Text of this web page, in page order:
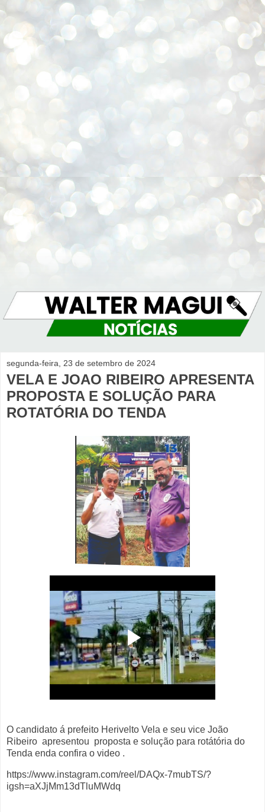
segunda-feira, 23 de setembro de 2024
VELA E JOAO RIBEIRO APRESENTA
PROPOSTA E SOLUÇÃO PARA
ROTATÓRIA DO TENDA
O candidato á prefeito Herivelto Vela e seu vice João
Ribeiro apresentou proposta e solução para rotátória do
Tenda enda confira o video .
https://www.instagram.com/reel/DAQx-7mubTS/?
igsh=aXJjMm13dTluMWdq